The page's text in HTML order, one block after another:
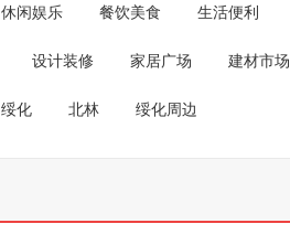
休闲娱乐 餐饮美食 生活便利
设计装修 家居广场 建材市场
绥化 北林 绥化周边